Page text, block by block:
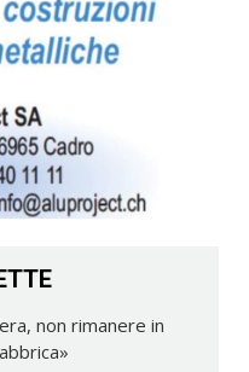
non rimanere in